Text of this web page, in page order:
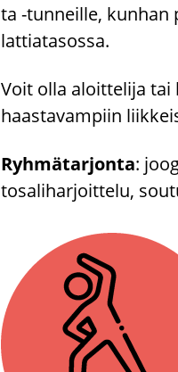
ta -​tunneille, kun­han
lat­tia­ta­sos­sa.
Voit olla aloit­te­li­ja tai
haas­ta­vam­piin
Ryh­mä­tar­jon­ta:
to­sa­li­har­joit­te­lu,